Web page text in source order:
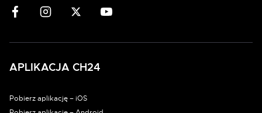
APLIKACJA CH24
Pobierz aplikację – iOS